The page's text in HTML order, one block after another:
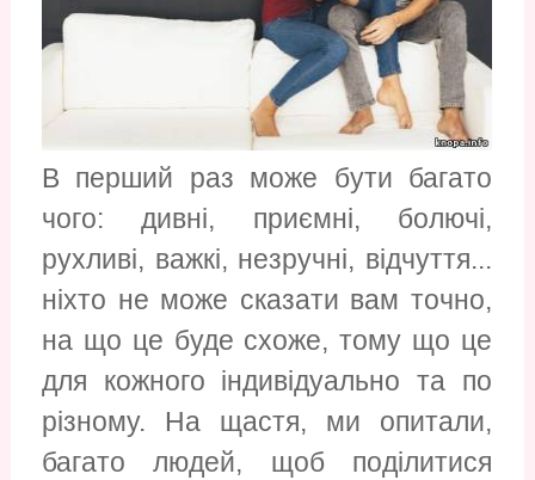
В перший раз може бути багато
чого: дивні, приємні, болючі,
рухливі, важкі, незручні, відчуття...
ніхто не може сказати вам точно,
на що це буде схоже, тому що це
для кожного індивідуально та по
різному. На щастя, ми опитали,
багато людей, щоб поділитися